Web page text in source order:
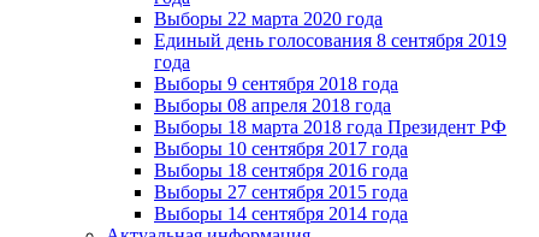
Выборы 22 марта 2020 года
Единый день голосования 8 сентября 2019
года
Выборы 9 сентября 2018 года
Выборы 08 апреля 2018 года
Выборы 18 марта 2018 года Президент РФ
Выборы 10 сентября 2017 года
Выборы 18 сентября 2016 года
Выборы 27 сентября 2015 года
Выборы 14 сентября 2014 года